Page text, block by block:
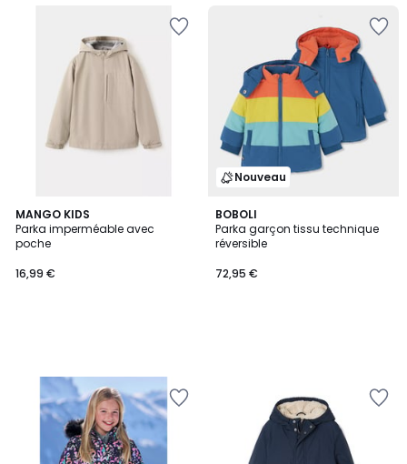
MANGO KIDS
Parka imperméable avec
poche
16,99 €
Nouveau
BOBOLI
Parka garçon tissu technique
réversible
72,95 €